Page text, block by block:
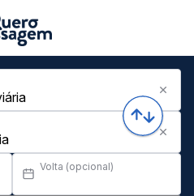
Volta (opcional)